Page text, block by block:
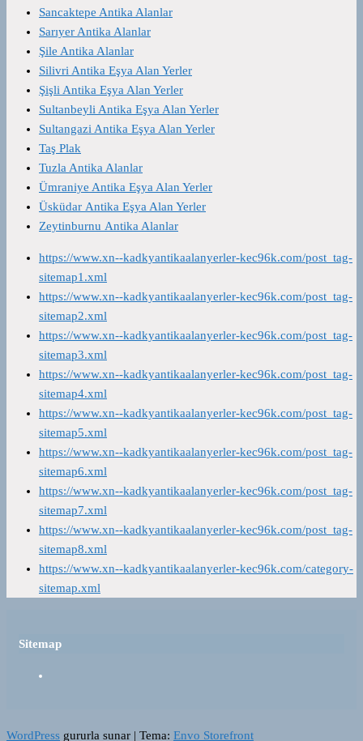
Sancaktepe Antika Alanlar
Sarıyer Antika Alanlar
Şile Antika Alanlar
Silivri Antika Eşya Alan Yerler
Şişli Antika Eşya Alan Yerler
Sultanbeyli Antika Eşya Alan Yerler
Sultangazi Antika Eşya Alan Yerler
Taş Plak
Tuzla Antika Alanlar
Ümraniye Antika Eşya Alan Yerler
Üsküdar Antika Eşya Alan Yerler
Zeytinburnu Antika Alanlar
https://www.xn--kadkyantikaalanyerler-kec96k.com/post_tag-
sitemap1.xml
https://www.xn--kadkyantikaalanyerler-kec96k.com/post_tag-
sitemap2.xml
https://www.xn--kadkyantikaalanyerler-kec96k.com/post_tag-
sitemap3.xml
https://www.xn--kadkyantikaalanyerler-kec96k.com/post_tag-
sitemap4.xml
https://www.xn--kadkyantikaalanyerler-kec96k.com/post_tag-
sitemap5.xml
https://www.xn--kadkyantikaalanyerler-kec96k.com/post_tag-
sitemap6.xml
https://www.xn--kadkyantikaalanyerler-kec96k.com/post_tag-
sitemap7.xml
https://www.xn--kadkyantikaalanyerler-kec96k.com/post_tag-
sitemap8.xml
https://www.xn--kadkyantikaalanyerler-kec96k.com/category-
sitemap.xml
Sitemap
WordPress gururla sunar | Tema: Envo Storefront